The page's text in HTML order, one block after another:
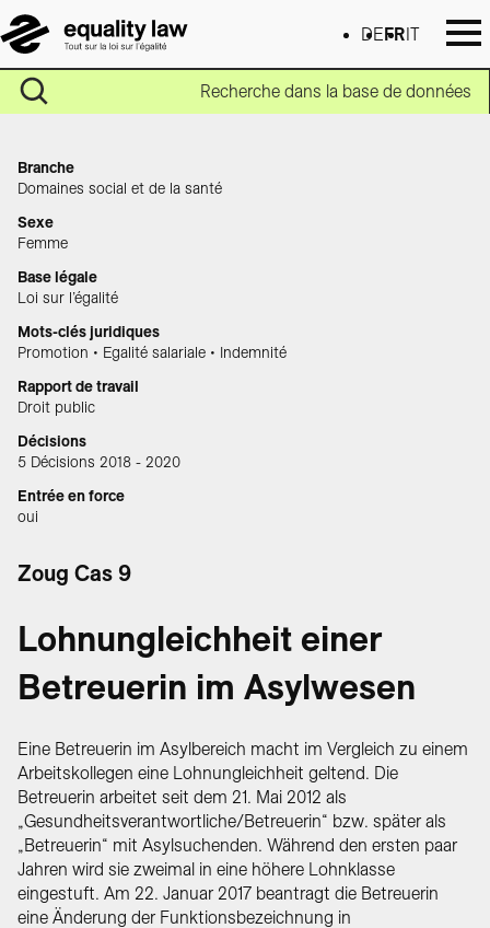
DE FR IT
Recherche dans la base de données
Branche
Domaines social et de la santé
Sexe
Femme
Base légale
Loi sur l’égalité
Mots-clés juridiques
Promotion • Egalité salariale • Indemnité
Rapport de travail
Droit public
Décisions
5 Décisions 2018 - 2020
Entrée en force
oui
Zoug Cas 9
Lohnungleichheit einer
Betreuerin im Asylwesen
Eine Betreuerin im Asylbereich macht im Vergleich zu einem
Arbeitskollegen eine Lohnungleichheit geltend. Die
Betreuerin arbeitet seit dem 21. Mai 2012 als
„Gesundheitsverantwortliche/Betreuerin“ bzw. später als
„Betreuerin“ mit Asylsuchenden. Während den ersten paar
Jahren wird sie zweimal in eine höhere Lohnklasse
eingestuft. Am 22. Januar 2017 beantragt die Betreuerin
eine Änderung der Funktionsbezeichnung in